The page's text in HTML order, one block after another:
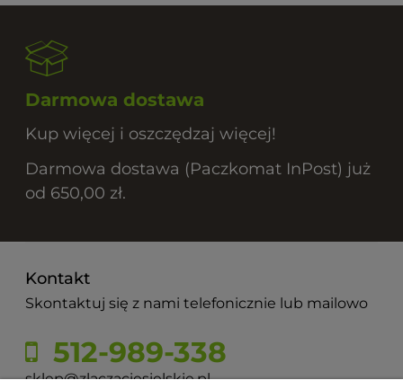
Darmowa dostawa
Kup więcej i oszczędzaj więcej!
Darmowa dostawa (Paczkomat InPost) już
od 650,00 zł.
Kontakt
Skontaktuj się z nami telefonicznie lub mailowo
512-989-338
sklep@zlaczaciesielskie.pl